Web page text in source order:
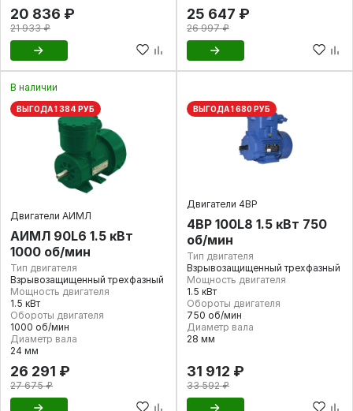
20 836 ₽
21 933 ₽
25 647 ₽
26 997 ₽
В наличии
ВЫГОДА 1 384 РУБ
Двигатели АИМЛ
АИМЛ 90L6 1.5 кВт
1000 об/мин
Тип двигателя
Взрывозащищенный трехфазный
Мощность двигателя
1.5 кВт
Обороты двигателя
1000 об/мин
Диаметр вала
24 мм
26 291 ₽
27 675 ₽
ВЫГОДА 1 680 РУБ
Двигатели 4ВР
4ВР 100L8 1.5 кВт 750
об/мин
Тип двигателя
Взрывозащищенный трехфазный
Мощность двигателя
1.5 кВт
Обороты двигателя
750 об/мин
Диаметр вала
28 мм
31 912 ₽
33 592 ₽